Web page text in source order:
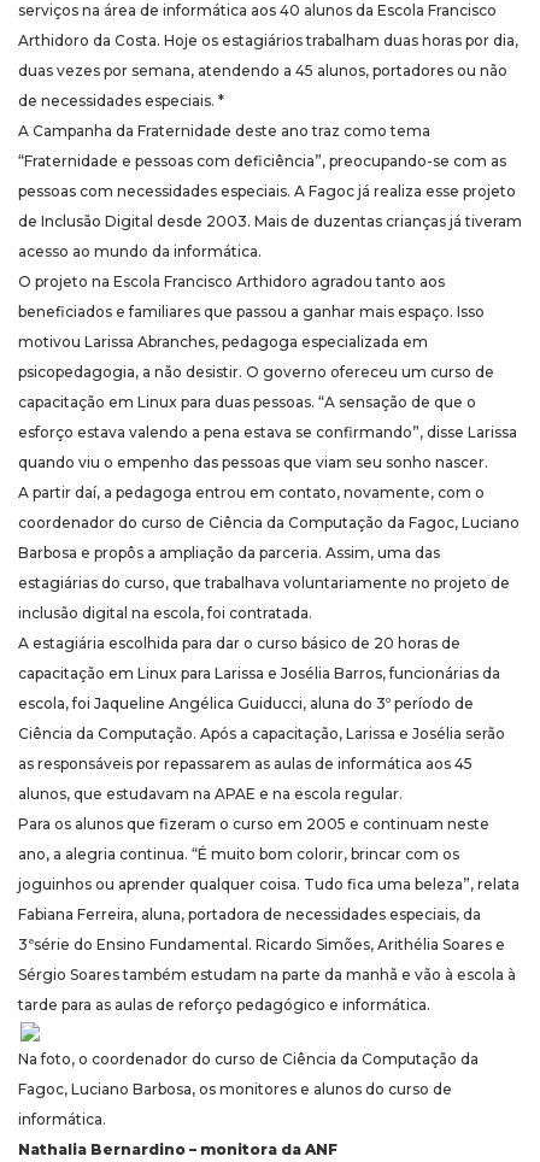
serviços na área de informática aos 40 alunos da Escola Francisco
Arthidoro da Costa. Hoje os estagiários trabalham duas horas por dia,
duas vezes por semana, atendendo a 45 alunos, portadores ou não
de necessidades especiais. *
A Campanha da Fraternidade deste ano traz como tema
“Fraternidade e pessoas com deficiência”, preocupando-se com as
pessoas com necessidades especiais. A Fagoc já realiza esse projeto
de Inclusão Digital desde 2003. Mais de duzentas crianças já tiveram
acesso ao mundo da informática.
O projeto na Escola Francisco Arthidoro agradou tanto aos
beneficiados e familiares que passou a ganhar mais espaço. Isso
motivou Larissa Abranches, pedagoga especializada em
psicopedagogia, a não desistir. O governo ofereceu um curso de
capacitação em Linux para duas pessoas. “A sensação de que o
esforço estava valendo a pena estava se confirmando”, disse Larissa
quando viu o empenho das pessoas que viam seu sonho nascer.
A partir daí, a pedagoga entrou em contato, novamente, com o
coordenador do curso de Ciência da Computação da Fagoc, Luciano
Barbosa e propôs a ampliação da parceria. Assim, uma das
estagiárias do curso, que trabalhava voluntariamente no projeto de
inclusão digital na escola, foi contratada.
A estagiária escolhida para dar o curso básico de 20 horas de
capacitação em Linux para Larissa e Josélia Barros, funcionárias da
escola, foi Jaqueline Angélica Guiducci, aluna do 3º período de
Ciência da Computação. Após a capacitação, Larissa e Josélia serão
as responsáveis por repassarem as aulas de informática aos 45
alunos, que estudavam na APAE e na escola regular.
Para os alunos que fizeram o curso em 2005 e continuam neste
ano, a alegria continua. “É muito bom colorir, brincar com os
joguinhos ou aprender qualquer coisa. Tudo fica uma beleza”, relata
Fabiana Ferreira, aluna, portadora de necessidades especiais, da
3ªsérie do Ensino Fundamental. Ricardo Simões, Arithélia Soares e
Sérgio Soares também estudam na parte da manhã e vão à escola à
tarde para as aulas de reforço pedagógico e informática.
Na foto, o coordenador do curso de Ciência da Computação da
Fagoc, Luciano Barbosa, os monitores e alunos do curso de
informática.
Nathalia Bernardino – monitora da ANF